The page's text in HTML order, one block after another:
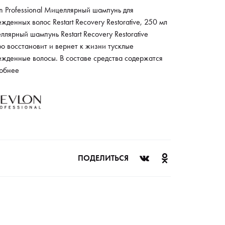
Professional Мицеллярный шампунь для
волос Restart Recovery Restorative, 250 мл
шампунь Restart Recovery Restorative
восстановит и вернет к жизни тусклые
волосы. В составе средства содержатся
протеины, которые встраиваются в
деликатно и тщательно убирает все
благодаря активным мицеллам, укрепляет
ПОДЕЛИТЬСЯ